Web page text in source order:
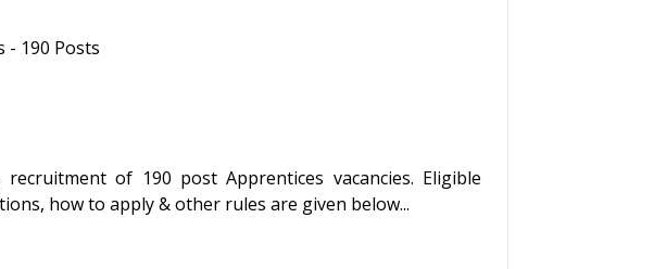
- 190 Posts
of 190 post Apprentices vacancies. Eligible
how to apply & other rules are given below...